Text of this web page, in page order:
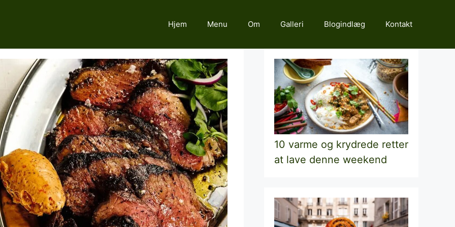
Hjem Menu Om Galleri Blogindlæg Kontakt
10 varme og krydrede retter
at lave denne weekend